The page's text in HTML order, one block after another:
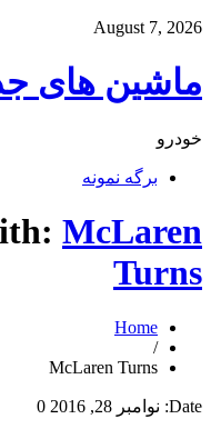
August 7, 2026
ماشین های
خودرو
برگه نمونه
McLaren
Turns
Home
/
McLaren Turns
Date: نوامبر 28, 2016 0